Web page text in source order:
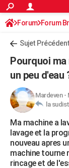
ACTUALITÉS
Politique
Société
Faits Divers
Education
Monde
Villes
+
Programme TV
Sorties cinéma
FINANCE
Retraite
Impôts
Epargne
Immobilier
Risques naturels
Banque
Assurance
Crédit
AUTO
Essais
Réserver un essai
Citadines
Berlines
SUV
Forum auto
HIGH-TECH
Mobiles
Meilleur smartphone
Internet
Ordinateurs
Jeux vidéo
Guide high-tech
BRICOLAGE
Forum
Aménagement
Extérieur
Cuisine
Salle de bains
Jardinage
Rangement
WEEK-END
Forum Forum
Sujet Précédent
Pourquoi
un peu d'eau
Mardeven-
la
Ma machine a
lavage et la
nouveau apres
machine tourne
rincage et de